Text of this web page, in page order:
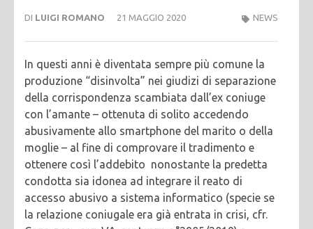
DI LUIGI ROMANO 21 MAGGIO 2020 NEWS
In questi anni è diventata sempre più comune la
produzione “disinvolta” nei giudizi di separazione
della corrispondenza scambiata dall’ex coniuge
con l’amante – ottenuta di solito accedendo
abusivamente allo smartphone del marito o della
moglie – al fine di comprovare il tradimento e
ottenere così l’addebito nonostante la predetta
condotta sia idonea ad integrare il reato di
accesso abusivo a sistema informatico (specie se
la relazione coniugale era già entrata in crisi, cfr.